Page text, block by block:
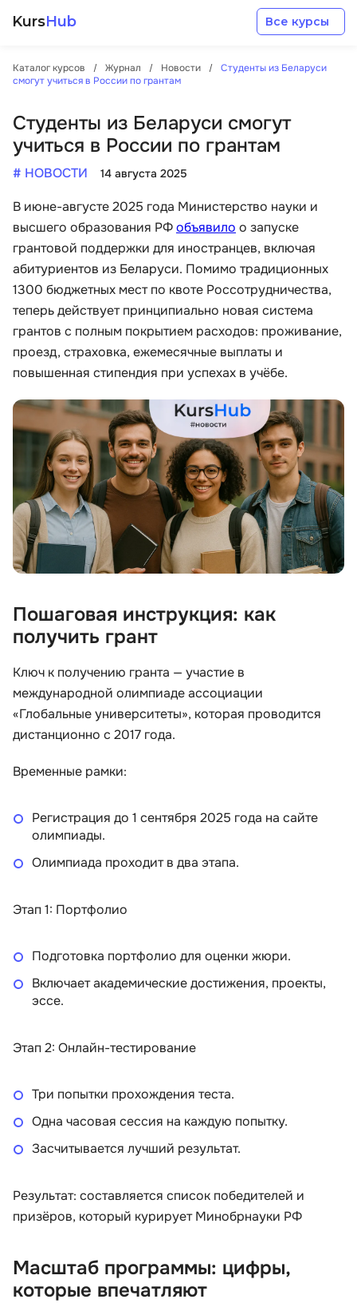
KursHub Все курсы
Каталог курсов Журнал Новости
Студенты из Беларуси
смогут учиться в России по грантам
Студенты из Беларуси смогут
учиться в России по грантам
# НОВОСТИ 14 августа 2025
В июне-августе 2025 года Министерство науки и
высшего образования РФобъявило о запуске
грантовой поддержки для иностранцев, включая
абитуриентов из Беларуси. Помимо традиционных
1300 бюджетных мест по квоте Россотрудничества,
теперь действует принципиально новая система
грантов с полным покрытием расходов: проживание,
проезд, страховка, ежемесячные выплаты и
повышенная стипендия при успехах в учёбе.
Пошаговая инструкция: как
получить грант
Ключ к получению гранта — участие в
международной олимпиаде ассоциации
«Глобальные университеты», которая проводится
дистанционно с 2017 года.
Временные рамки:
Регистрация до 1 сентября 2025 года на сайте
олимпиады.
Олимпиада проходит в два этапа.
Этап 1: Портфолио
Подготовка портфолио для оценки жюри.
Включает академические достижения, проекты,
эссе.
Этап 2: Онлайн-тестирование
Три попытки прохождения теста.
Одна часовая сессия на каждую попытку.
Засчитывается лучший результат.
Результат: составляется список победителей и
призёров, который курирует Минобрнауки РФ
Масштаб программы: цифры,
которые впечатляют
Разработка
Маркетинг
Дизайн
Аналитика
Менеджмент
Иностранные языки
Soft Skills
ДПО
Детям
Акции и промокоды